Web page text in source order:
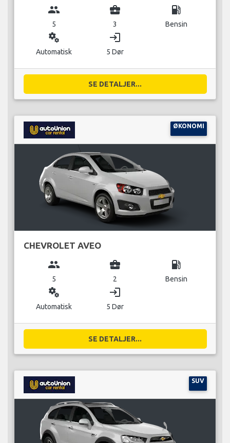
group
5
business_center
3
local_gas_station
Bensin
miscellaneous_services
Automatisk
login
5 Dør
SE DETALJER...
ØKONOMI
CHEVROLET AVEO
group
5
business_center
2
local_gas_station
Bensin
miscellaneous_services
Automatisk
login
5 Dør
SE DETALJER...
SUV